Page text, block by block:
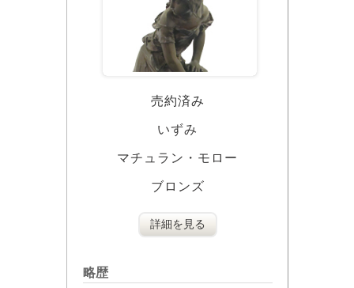
売約済み
いずみ
マチュラン・モロー
ブロンズ
詳細を見る
略歴